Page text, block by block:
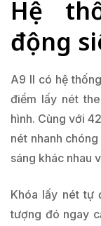
Hệ
động
A9 II có hệ
điểm lấy nét
hình. Cùng với
nét nhanh
sáng khác nhau
Khóa lấy nét tự
tượng đó ngay